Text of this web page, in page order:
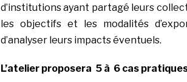
d’institutions ayant partagé leurs
les objectifs et les modalités
d’analyser leurs impacts éventuels.
L’atelier proposera 5 à 6 cas